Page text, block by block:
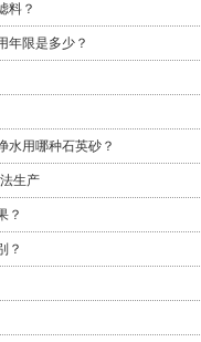
料？
年限是多少？
水用哪种石英砂？
生产
？
？